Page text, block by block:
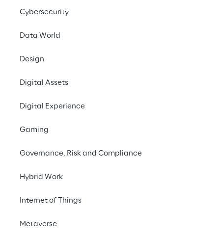
Cybersecurity
Data World
Design
Digital Assets
Digital Experience
Gaming
Governance, Risk and Compliance
Hybrid Work
Internet of Things
Metaverse
FinOps-Plattform für ein internationales Öl-
Demokratisierung der
umfassender Kontrolle
über Cloud-Kosten und -
FinOps-Methodik